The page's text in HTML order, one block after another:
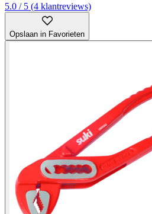
5.0 / 5 (4 klantreviews)
Opslaan in Favorieten